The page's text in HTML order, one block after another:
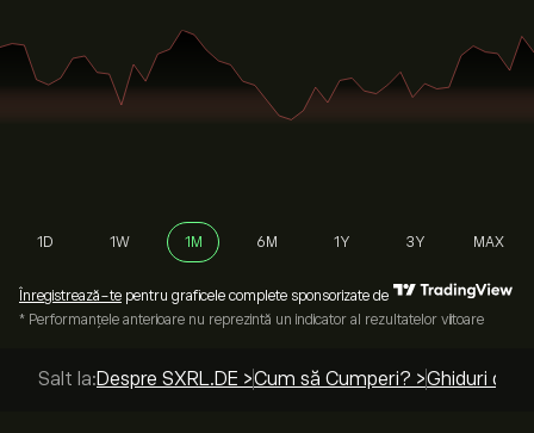
1D 1W 1M 6M 1Y 3Y MAX
Înregistrează-te pentru graficele complete sponsorizate de
* Performanțele anterioare nu reprezintă un indicator al rezultatelor viitoare
Salt la:Despre SXRL.DE >Cum să Cumperi? >Ghiduri de